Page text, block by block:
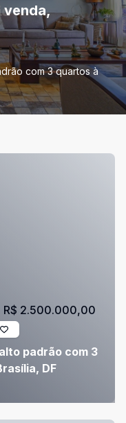
venda,
com 3 quartos à
padrão com 3
DF
R$ 2.500.000,00